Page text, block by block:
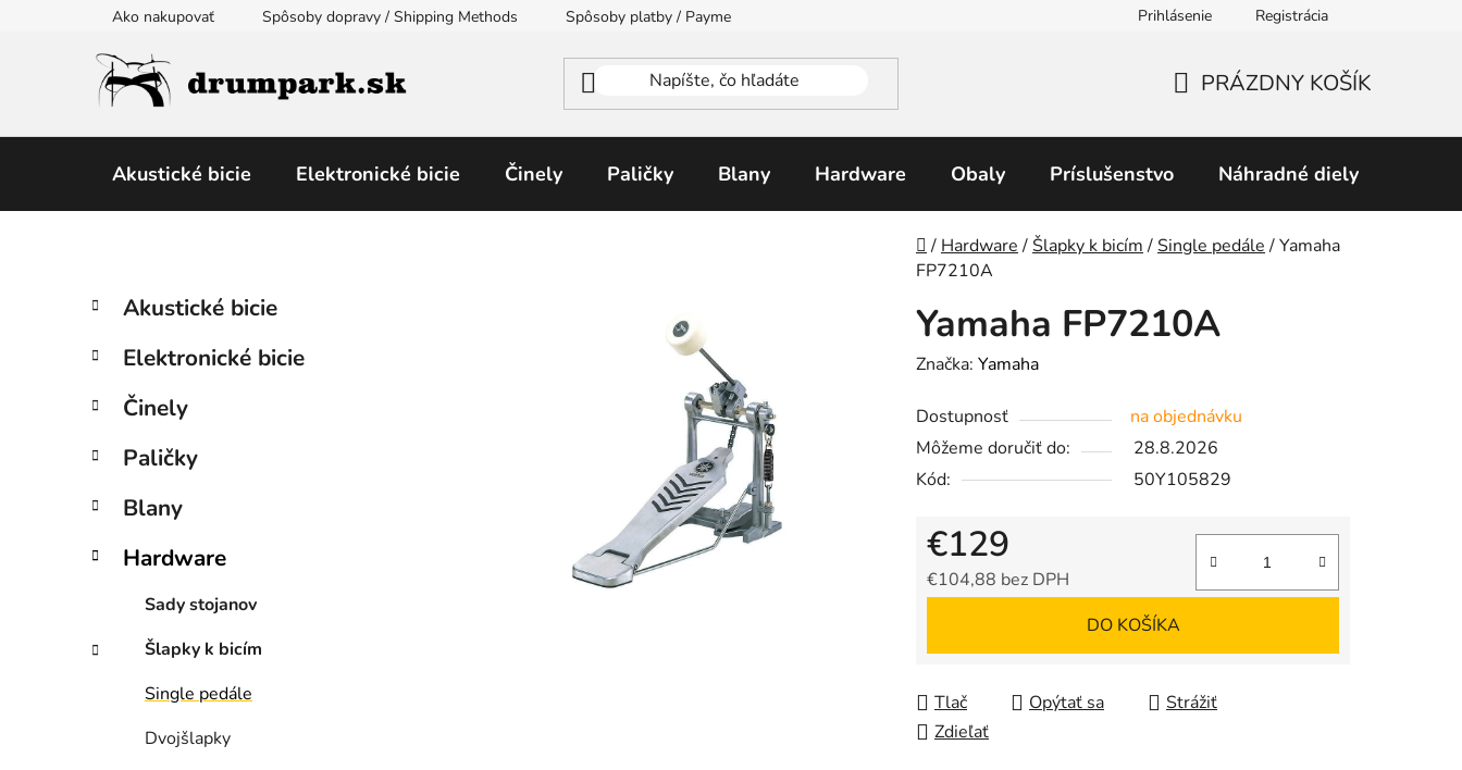
Ako nakupovať Spôsoby dopravy / Shipping Methods Spôsoby platby / Payment Methods Obchodné podmienky Predávané značky
Prihlásenie Registrácia
KOŠÍK
PRÁZDNY KOŠÍK
Akustické bicie Elektronické bicie Činely Paličky Blany Hardware Obaly Príslušenstvo Náhradné diely
Domov
/ Hardware /Šlapky k bicím /Single pedále /Yamaha
FP7210A
B
č
ý
a
n
e
l
Preskočiť
kategórie
K
a
e
ó
i
Akustické bicie
Elektronické bicie
Činely
Paličky
Blany
Hardware
Sady stojanov
Šlapky k bicím
Single pedále
Dvojšlapky
Yamaha FP7210A
Značka: Yamaha
Dostupnosť
na objednávku
Môžeme doručiť do:
28.8.2026
Kód:
50Y105829
€129
€104,88 bez DPH
DO KOŠÍKA
Tlač Opýtať sa
Strážiť
Zdieľať